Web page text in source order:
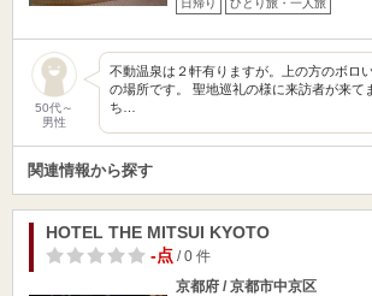
日帰り ひとり旅・一人旅
50代～
男性
不動温泉は２軒有りますが。上の方のボロ
の場所です。 聖地巡礼の様に来訪者が来て
ち…
関連情報から探す
HOTEL THE MITSUI KYOTO
-点/ 0 件
京都府 / 京都市中京区